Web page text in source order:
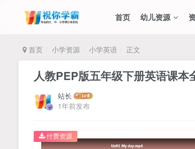
首页 幼儿资源
首页 小学资源 小学英语 正文
人教PEP版五年级下册英语课
站长
1年前发布
付费资源